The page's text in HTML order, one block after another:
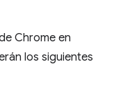
Chrome en
los siguientes